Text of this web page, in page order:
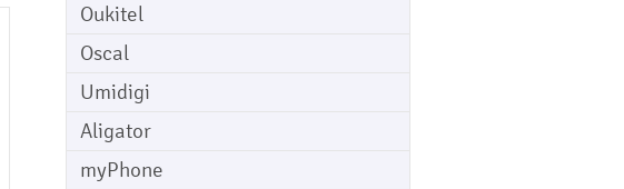
Oukitel
Oscal
Umidigi
Aligator
myPhone